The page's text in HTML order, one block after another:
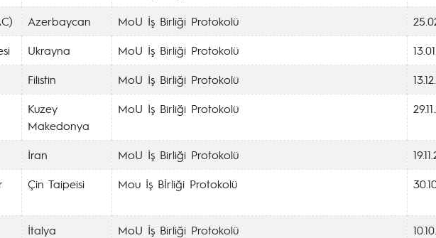
Azerbaycan MoU İş Birliği Protokolü
Ukrayna MoU İş Birliği Protokolü
Filistin MoU İş Birliği Protokolü
Kuzey
Makedonya
MoU İş Birliği Protokolü
İran MoU İş Birliği Protokolü
Çin Taipeisi Mou İş Bİrliği Protokolü
İtalya MoU İş Birliği Protokolü